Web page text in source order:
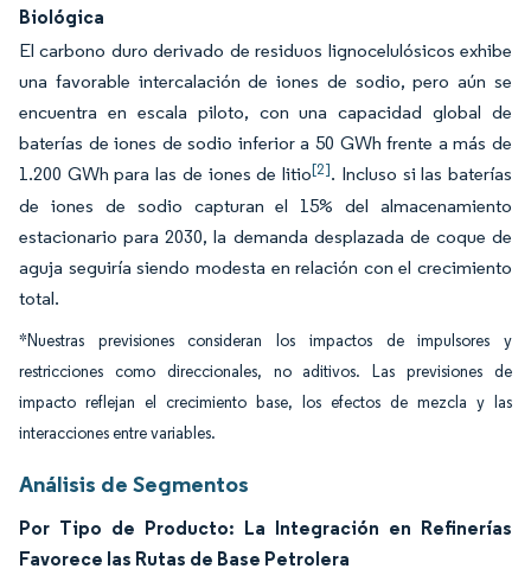
Biológica
El carbono duro derivado de residuos lignocelulósicos exhibe
una favorable intercalación de iones de sodio, pero aún se
encuentra en escala piloto, con una capacidad global de
baterías de iones de sodio inferior a 50 GWh frente a más de
1.200 GWh para las de iones de litio[2]. Incluso si las baterías
de iones de sodio capturan el 15% del almacenamiento
estacionario para 2030, la demanda desplazada de coque de
aguja seguiría siendo modesta en relación con el crecimiento
total.
*Nuestras previsiones consideran los impactos de impulsores y
restricciones como direccionales, no aditivos. Las previsiones de
impacto reflejan el crecimiento base, los efectos de mezcla y las
interacciones entre variables.
Análisis de Segmentos
Por Tipo de Producto: La Integración en Refinerías
Favorece las Rutas de Base Petrolera